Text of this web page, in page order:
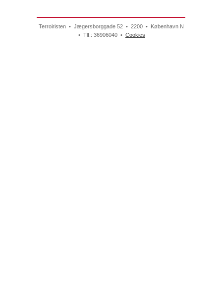
Terroiristen • Jægersborggade 52 • 2200 • København N
• Tlf.: 36906040 • Cookies